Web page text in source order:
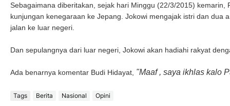
Sebagaimana diberitakan, sejak hari Minggu (22/3/2015) kemarin,
kunjungan kenegaraan ke Jepang. Jokowi mengajak istri dan dua
jalan ke luar negeri.
Dan sepulangnya dari luar negeri, Jokowi akan hadiahi rakyat
Ada benarnya komentar Budi Hidayat, "Maaf , saya ikhlas kalo
Tags Berita Nasional Opini